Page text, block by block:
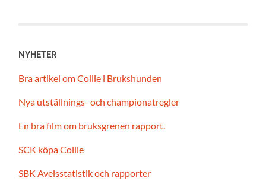
NYHETER
Bra artikel om Collie i Brukshunden
Nya utställnings- och championatregler
En bra film om bruksgrenen rapport.
SCK köpa Collie
SBK Avelsstatistik och rapporter